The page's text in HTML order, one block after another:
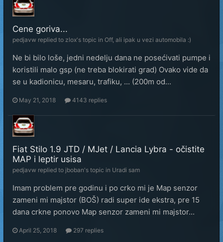
Cene goriva...
pedjavw replied to zlox's topic in Off, ali ipak u vezi automobila :)
Ne bi bilo loše, jedni nedelju dana ne posećivati pumpe i
koristili malo gsp (ne treba blokirati grad) Ovako vide da
se u kadionicu, mesaru, trafiku, ... (200m od...
May 21, 2018 4143 replies
Fiat Stilo 1.9 JTD / MJet / Lancia Lybra - očistite
MAP i leptir usisa
pedjavw replied to jboban's topic in Uradi sam
Imam problem pre godinu i po crko mi je Map senzor
zameni mi majstor (BOŠ) radi super ide ekstra, pre 15
dana crkne ponovo Map senzor zameni mi majstor...
April 25, 2018 297 replies